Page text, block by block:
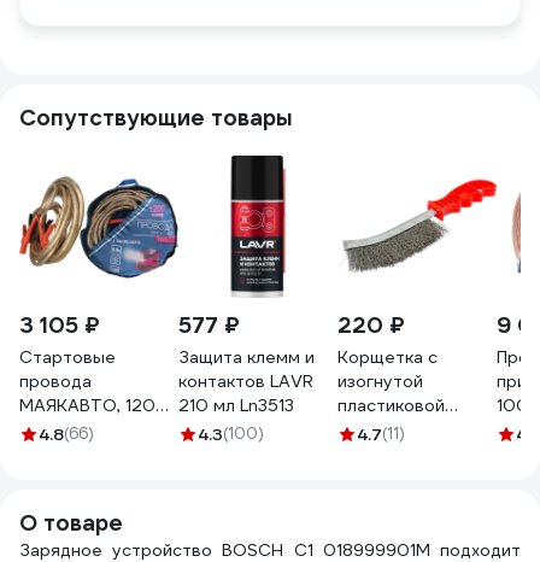
Сопутствующие товары
3 105 ₽
Стартовые
провода
МАЯКАВТО, 1200
А, 6 м 12006ma
4.8(66)
577 ₽
Защита клемм и
контактов LAVR
210 мл Ln3513
4.3(100)
220 ₽
Корщетка с
изогнутой
пластиковой
ручкой FIT IT
4.7(11)
9
4.6
О товаре
Зарядное устройство BOSСН С1 018999901M подходит